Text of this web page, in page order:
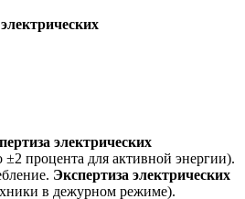
электрических
процента для активной энергии).
Экспертиза электрических
в дежурном режиме).